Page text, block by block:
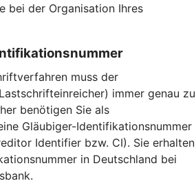
bei der Organisation Ihres
muss der
immer genau zu
benötigen Sie als
Gläubiger-Identifikationsnummer
Identifier bzw. CI). Sie erhalten
in Deutschland bei